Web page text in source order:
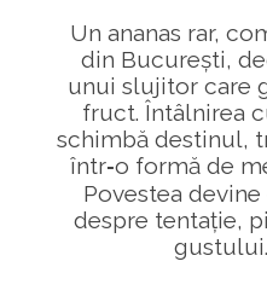
Un ananas rar,
din București,
unui slujitor care
fruct. Întâlnirea
schimbă destinul,
într‑o formă de
Povestea
despre tentație,